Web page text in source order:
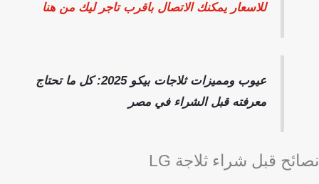
للاسعار يمكنك الاتصال باقرب تاجر ليك من هنا
عيوب ومميزات ثلاجات بيكو 2025: كل ما تحتاج
معرفته قبل الشراء في مصر
نصائح قبل شراء ثلاجة LG